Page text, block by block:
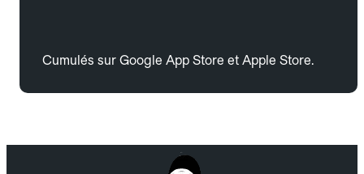
Cumulés sur Google App Store et Apple Store.